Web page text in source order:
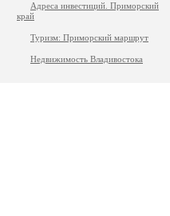
Адреса инвестиций. Приморский
край
Туризм: Приморский маршрут
Недвижимость Владивостока